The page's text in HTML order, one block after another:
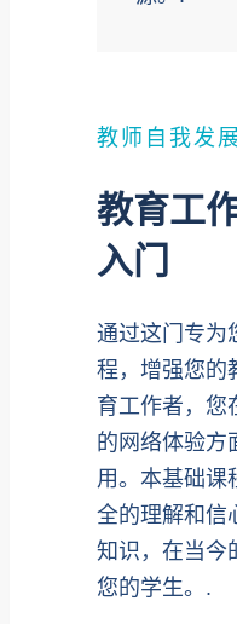
教师自我发展
教育工
入门
通过这门专为
程，增强您的
育工作者，您
的网络体验方
用。本基础课
全的理解和信
知识，在当今
您的学生。.